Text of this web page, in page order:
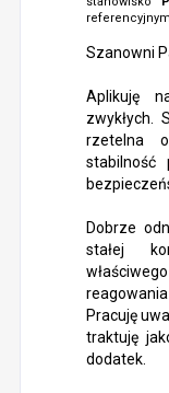
Szanowni
Aplikuję
zwykłych.
rzetelna
stabilność
Dobrze
stałej
Pracuję
traktuję
dodatek.